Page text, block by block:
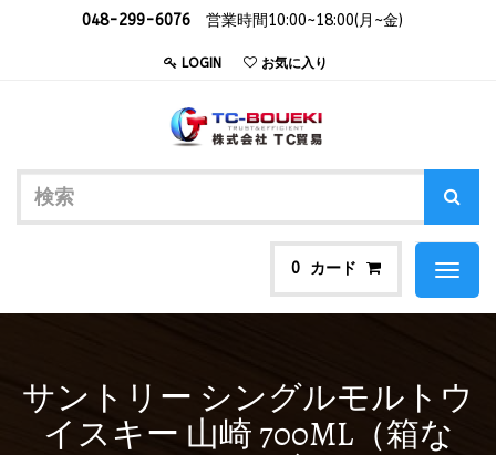
048-299-6076 営業時間10:00~18:00(月~金)
LOGIN お気に入り
0 カード
Toggle
サントリー シングルモルトウ
イスキー 山崎 700ML（箱な